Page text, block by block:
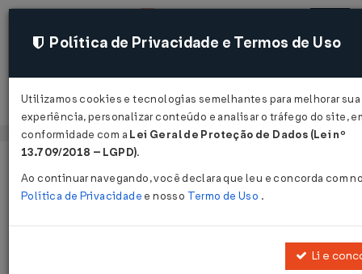
Acessar
Publicado no DOU em 2 dez 2010
Política de Privacidade e Termos de Uso
Utilizamos cookies e tecnologias semelhantes para melhorar sua
experiência, personalizar conteúdo e analisar o tráfego do site,
conformidade com a Lei Geral de Proteção de Dados (Lei nº
13.709/2018 – LGPD).
Ao continuar navegando, você declara que leu e concorda com
Política de Privacidade e nosso Termo de Uso .
Li e